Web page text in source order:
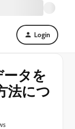
Login
ータを
法につ